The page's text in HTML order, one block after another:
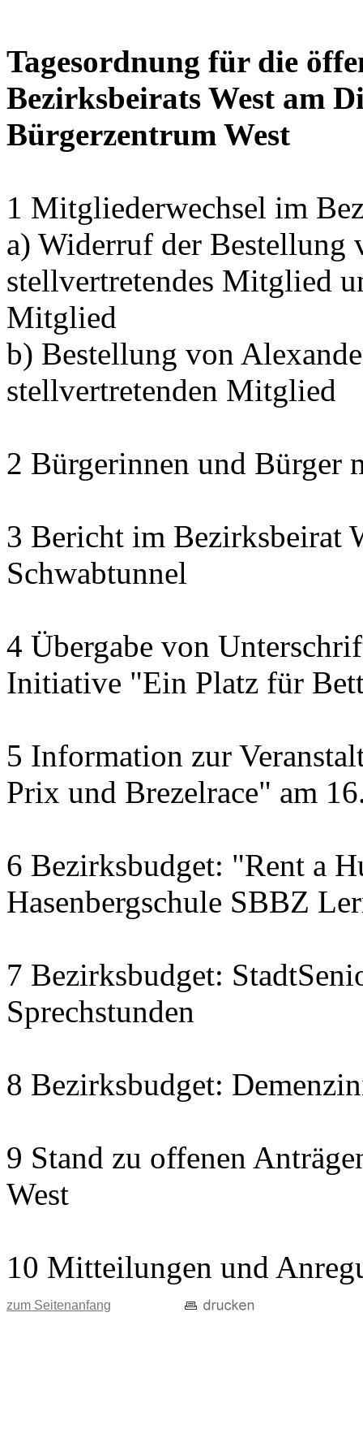
Tagesordnung für die
Bezirksbeirats West am
Bürgerzentrum West
1 Mitgliederwechsel im
a) Widerruf der
stellvertretendes Mitglied
Mitglied
b) Bestellung von
stellvertretenden Mitglied
2 Bürgerinnen und Bürger
3 Bericht im Bezirksbeirat
Schwabtunnel
4 Übergabe von
Initiative "Ein Platz für
5 Information zur
Prix und Brezelrace" am
6 Bezirksbudget: "Rent a
Hasenbergschule SBBZ
7 Bezirksbudget:
Sprechstunden
8 Bezirksbudget:
9 Stand zu offenen
West
10 Mitteilungen und
zum Seitenanfang